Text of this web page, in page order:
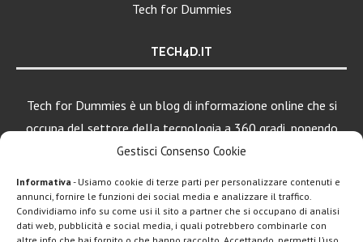
Gestisci Consenso Cookie
Informativa - Usiamo cookie di terze parti per personalizzare contenuti e
annunci, fornire le funzioni dei social media e analizzare il traffico.
Condividiamo info su come usi il sito a partner che si occupano di analisi
dati web, pubblicità e social media, i quali potrebbero combinarle con
Tech for Dummies
TECH4D.IT
Tech for Dummies è un blog di informazione online che si
occupa del settore della tecnologia a 360 gradi, ponendo
una particolare attenzione al mondo Android, Apple e
LEGGI ANCHE